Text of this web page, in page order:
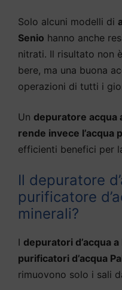
Solo alcuni modelli di
Senio hanno anche
nitrati. Il risultato non
bere, ma una buona
operazioni di tutti i
Un depuratore acqua
rende invece l’acqua
efficienti benefici per
Il depuratore
purificatore
minerali?
I depuratori d’acqua
purificatori d’acqua
rimuovono solo i sali